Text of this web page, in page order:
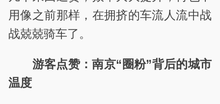
用像之前那样，在拥挤的车流人流中战
战兢兢骑车了。
游客点赞：南京“圈粉”背后的城市
温度